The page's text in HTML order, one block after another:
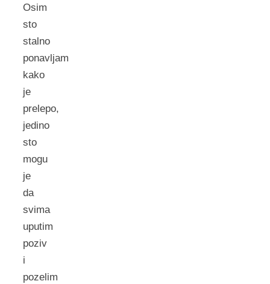
Osim
sto
stalno
ponavljam
kako
je
prelepo,
jedino
sto
mogu
je
da
svima
uputim
poziv
i
pozelim